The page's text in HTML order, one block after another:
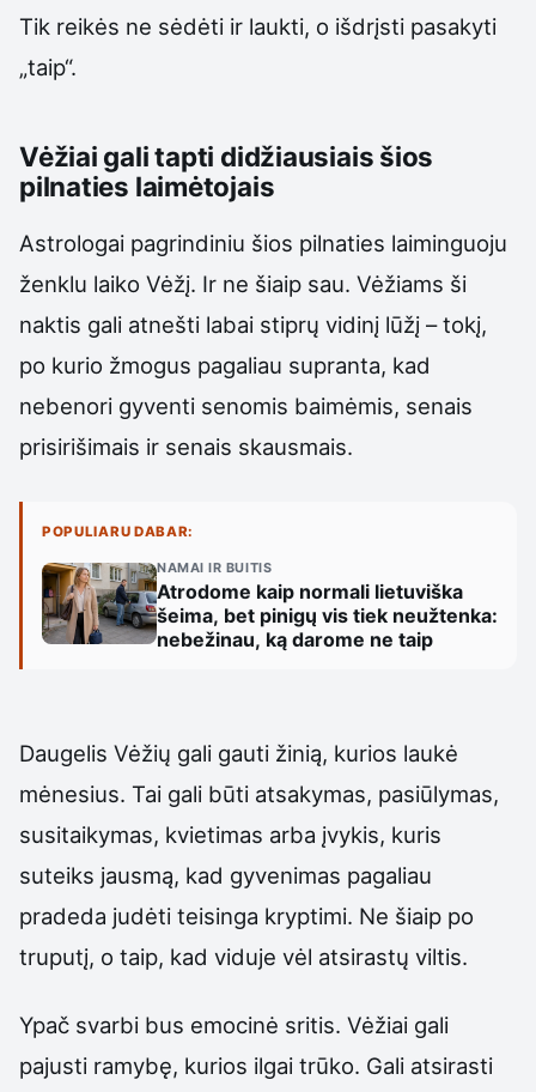
Tik reikės ne sėdėti ir laukti, o išdrįsti pasakyti
„taip“.
Vėžiai gali tapti didžiausiais šios
pilnaties laimėtojais
Astrologai pagrindiniu šios pilnaties laiminguoju
ženklu laiko Vėžį. Ir ne šiaip sau. Vėžiams ši
naktis gali atnešti labai stiprų vidinį lūžį – tokį,
po kurio žmogus pagaliau supranta, kad
nebenori gyventi senomis baimėmis, senais
prisirišimais ir senais skausmais.
POPULIARU DABAR:
NAMAI IR BUITIS
Atrodome kaip normali lietuviška
šeima, bet pinigų vis tiek neužtenka:
nebežinau, ką darome ne taip
Daugelis Vėžių gali gauti žinią, kurios laukė
mėnesius. Tai gali būti atsakymas, pasiūlymas,
susitaikymas, kvietimas arba įvykis, kuris
suteiks jausmą, kad gyvenimas pagaliau
pradeda judėti teisinga kryptimi. Ne šiaip po
truputį, o taip, kad viduje vėl atsirastų viltis.
Ypač svarbi bus emocinė sritis. Vėžiai gali
pajusti ramybę, kurios ilgai trūko. Gali atsirasti